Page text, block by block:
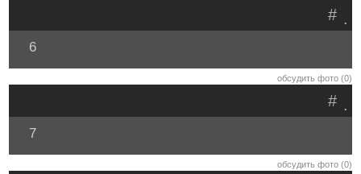
.
#
6
обсудить фото (0)
.
#
7
обсудить фото (0)